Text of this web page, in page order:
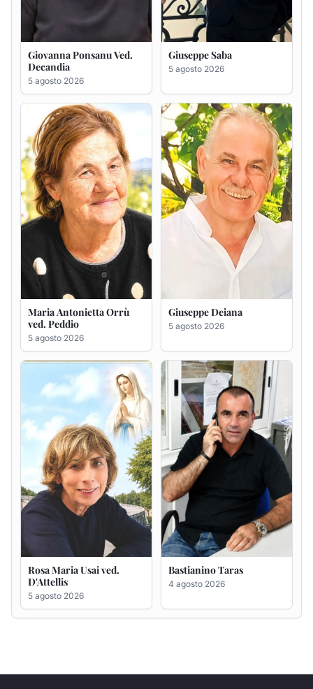
Maria Antonietta Orrù
ved. Peddio
5 agosto 2026
Giuseppe Deiana
5 agosto 2026
Rosa Maria Usai ved.
D'Attellis
5 agosto 2026
Bastianino Taras
4 agosto 2026